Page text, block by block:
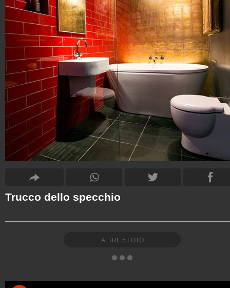
Trucco dello specchio
ALTRE 5 FOTO